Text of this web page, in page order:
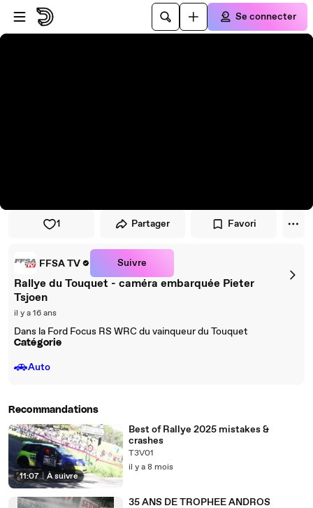
Passer au player
Passer au contenu principal
Se connecter
1 Partager Favori
FFSA TV Suivre
Rallye du Touquet - caméra embarquée Pieter
Tsjoen
il y a 16 ans
Dans la Ford Focus RS WRC du vainqueur du Touquet
Catégorie
🚗Auto
Recommandations
11:07 | À suivre
Best of Rallye 2025 mistakes &
crashes
T3V01
il y a 8 mois
35 ANS DE TROPHEE ANDROS